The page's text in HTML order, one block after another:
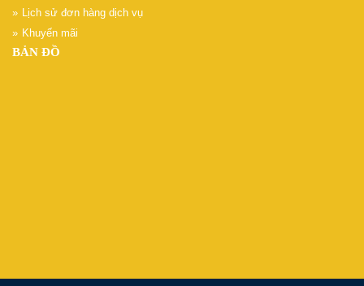
Lịch sử đơn hàng dịch vụ
Khuyến mãi
BẢN ĐỒ